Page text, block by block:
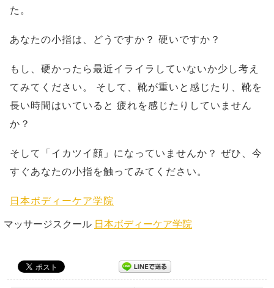
た。
あなたの小指は、どうですか？ 硬いですか？
もし、硬かったら最近イライラしていないか少し考え
てみてください。
そして、靴が重いと感じたり、靴を
長い時間はいていると 疲れを感じたりしていません
か？
そして「イカツイ顔」になっていませんか？ ぜひ、今
すぐあなたの小指を触ってみてください。
日本ボディーケア学院
マッサージスクール 日本ボディーケア学院